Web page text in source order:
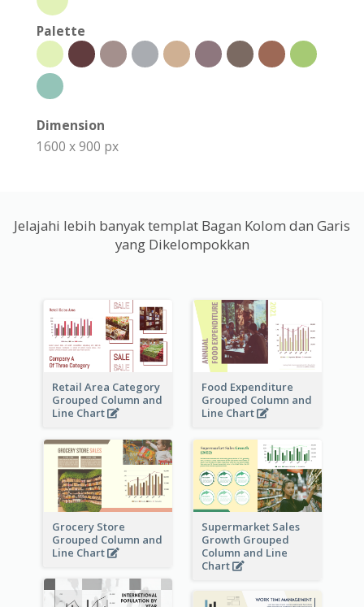
Palette
Dimension
1600 x 900 px
Jelajahi lebih banyak templat Bagan Kolom dan Garis
yang Dikelompokkan
Retail Area Category
Grouped Column and
Line Chart
Food Expenditure
Grouped Column and
Line Chart
Grocery Store
Grouped Column and
Line Chart
Supermarket Sales
Growth Grouped
Column and Line
Chart